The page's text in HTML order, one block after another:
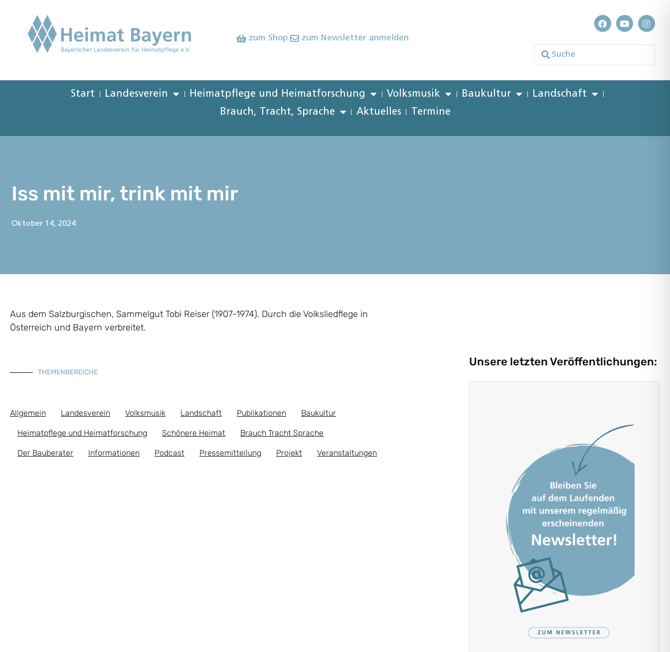
zum Shop zum Newsletter anmelden
Start Landesverein Heimatpflege und Heimatforschung Volksmusik Baukultur
Landschaft
Brauch, Tracht, Sprache
Aktuelles Termine
Iss mit mir, trink mit mir
Oktober 14, 2024
Aus dem Salzburgischen, Sammelgut Tobi Reiser (1907-1974). Durch die Volksliedflege in
Österreich und Bayern verbreitet.
THEMENBEREICHE
Allgemein Landesverein Volksmusik Landschaft Publikationen Baukultur
Heimatpflege und Heimatforschung Schönere Heimat Brauch Tracht Sprache
Der Bauberater Informationen Podcast Pressemitteilung Projekt Veranstaltungen
Unsere letzten Veröffentlichungen: